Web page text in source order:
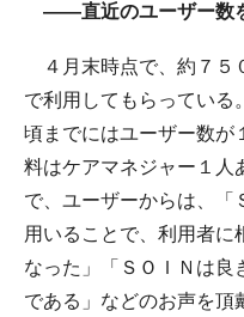
――直近のユーザー数を
４月末時点で、約７５
で利用してもらっている
頃までにはユーザー数が
料はケアマネジャー１人
で、ユーザーからは、「
用いることで、利用者に
なった」「ＳＯＩＮは良
である」などのお声を頂